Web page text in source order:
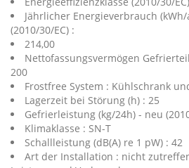
Jährlicher Energieverbrauch
(2010/30/EC) :
214,00
Nettofassungsvermögen
200
Frostfree System : Kühlschrank
Lagerzeit bei Störung (h) : 25
Gefrierleistung (kg/24h) - neu
Klimaklasse : SN-T
Schallleistung (dB(A) re 1 pW) : 42
Art der Installation : nicht